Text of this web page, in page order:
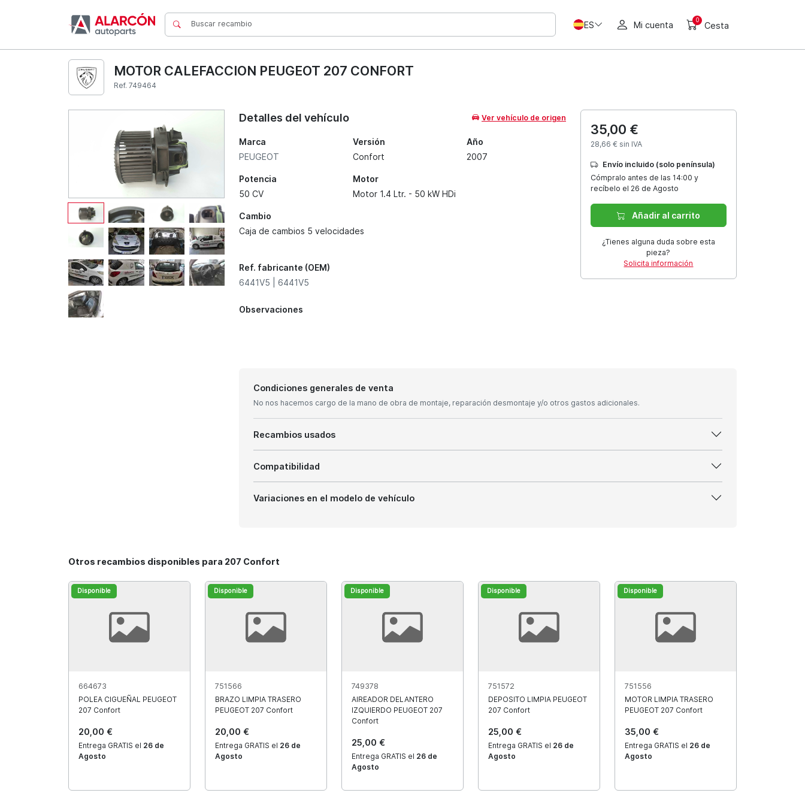
ES Mi cuenta 0
Cesta
MOTOR CALEFACCION PEUGEOT 207 CONFORT
Ref. 749464
Detalles del vehículo Ver vehículo de origen
Marca
PEUGEOT
Versión
Confort
Año
2007
Potencia
50 CV
Motor
Motor 1.4 Ltr. - 50 kW HDi
Cambio
Caja de cambios 5 velocidades
Ref. fabricante (OEM)
6441V5 | 6441V5
Observaciones
35,00 €
28,66 € sin IVA
Envío incluido (solo península)
Cómpralo antes de las 14:00 y
recíbelo el 26 de Agosto
Añadir al carrito
¿Tienes alguna duda sobre esta
pieza?
Solicita información
Condiciones generales de venta
No nos hacemos cargo de la mano de obra de montaje, reparación desmontaje y/o otros gastos adicionales.
Recambios usados
Compatibilidad
Variaciones en el modelo de vehículo
Otros recambios disponibles para 207 Confort
Disponible
664673
POLEA CIGUEÑAL PEUGEOT
207 Confort
20,00 €
Entrega GRATIS el 26 de
Agosto
Disponible
751566
BRAZO LIMPIA TRASERO
PEUGEOT 207 Confort
20,00 €
Entrega GRATIS el 26 de
Agosto
Disponible
749378
AIREADOR DELANTERO
IZQUIERDO PEUGEOT 207
Confort
25,00 €
Entrega GRATIS el 26 de
Agosto
Disponible
751572
DEPOSITO LIMPIA PEUGEOT
207 Confort
25,00 €
Entrega GRATIS el 26 de
Agosto
Disponible
751556
MOTOR LIMPIA TRASERO
PEUGEOT 207 Confort
35,00 €
Entrega GRATIS el 26 de
Agosto